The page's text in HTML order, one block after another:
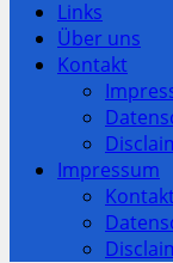
Links
Über uns
Kontakt
Impressum
Kontakt